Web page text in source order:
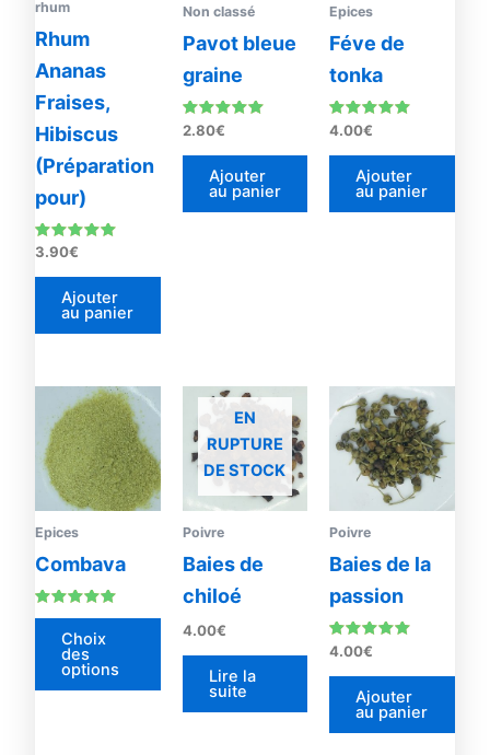
rhum
Rhum
Ananas
Fraises,
Hibiscus
(Préparation
pour)
Note
sur 5
3.90€
Ajouter
au panier
Non classé
Pavot bleue
graine
Note
5.00
sur 5
2.80€
Ajouter
au panier
Epices
Féve de
tonka
Note
5.00
sur 5
4.00€
Ajouter
au panier
Epices
Combava
Note
4.75
sur 5
Choix
des
options
plusieurs
variations.
Les
options
être
choisies
sur
la
page
EN
RUPTURE
DE STOCK
Poivre
Baies de
chiloé
4.00€
Lire la
suite
Poivre
Baies de la
passion
Note
5.00
sur 5
4.00€
Ajouter
au panier